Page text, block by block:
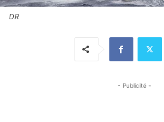
DR
- Publicité -